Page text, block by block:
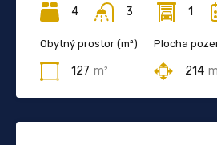
4 3 1
Obytný prostor (m²)
127 m²
Plocha
214